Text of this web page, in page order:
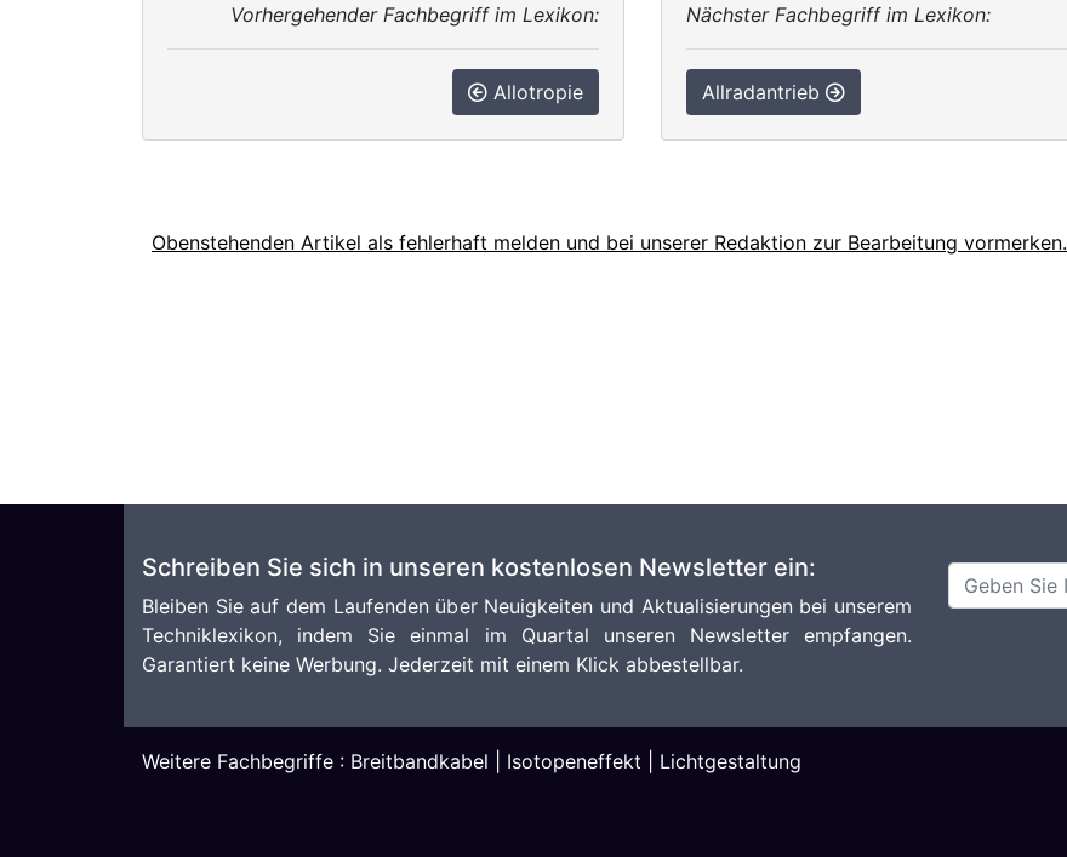
Vorhergehender Fachbegriff im Lexikon:
Allotropie
Nächster Fachbegriff im Lexikon:
Allradantrieb
Obenstehenden Artikel als fehlerhaft melden und bei unserer Redaktion zur Bearbeitung vormerken.
Schreiben Sie sich in unseren kostenlosen Newsletter ein:
Bleiben Sie auf dem Laufenden über Neuigkeiten und Aktualisierungen bei unserem
Techniklexikon, indem Sie einmal im Quartal unseren Newsletter empfangen.
Garantiert keine Werbung. Jederzeit mit einem Klick abbestellbar.
Weitere Fachbegriffe : Breitbandkabel Isotopeneffekt Lichtgestaltung